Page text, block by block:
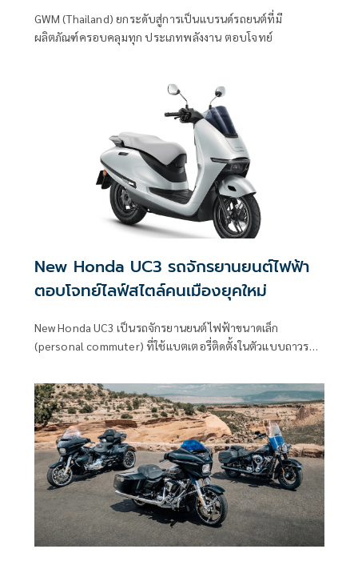
GWM (Thailand) ยกระดับสู่การเป็นแบรนด์รถยนต์ที่มี
ผลิตภัณฑ์ครอบคลุมทุก ประเภทพลังงาน ตอบโจทย์
New Honda UC3 รถจักรยานยนต์ไฟฟ้า
ตอบโจทย์ไลฟ์สไตล์คนเมืองยุคใหม่
New Honda UC3 เป็นรถจักรยานยนต์ไฟฟ้าขนาดเล็ก
(personal commuter) ที่ใช้แบตเตอรี่ติดตั้งในตัวแบบถาวร